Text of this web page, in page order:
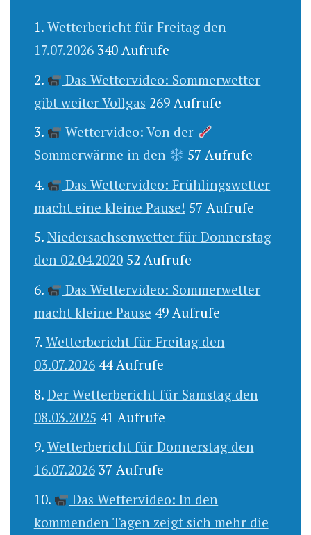
Wetterbericht für Freitag den
17.07.2026 340 Aufrufe
Das Wettervideo: Sommerwetter
gibt weiter Vollgas 269 Aufrufe
Wettervideo: Von der
Sommerwärme in den
57 Aufrufe
Das Wettervideo: Frühlingswetter
macht eine kleine Pause! 57 Aufrufe
Niedersachsenwetter für Donnerstag
den 02.04.2020 52 Aufrufe
Das Wettervideo: Sommerwetter
macht kleine Pause 49 Aufrufe
Wetterbericht für Freitag den
03.07.2026 44 Aufrufe
Der Wetterbericht für Samstag den
08.03.2025 41 Aufrufe
Wetterbericht für Donnerstag den
16.07.2026 37 Aufrufe
Das Wettervideo: In den
kommenden Tagen zeigt sich mehr die